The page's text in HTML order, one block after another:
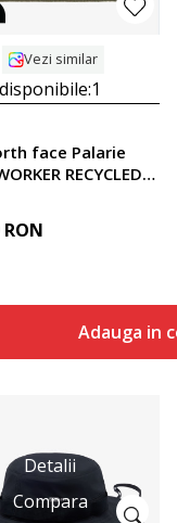
Vezi similar
1
face Palarie
RECYCLED
RON
Adauga in
Detalii
Compara